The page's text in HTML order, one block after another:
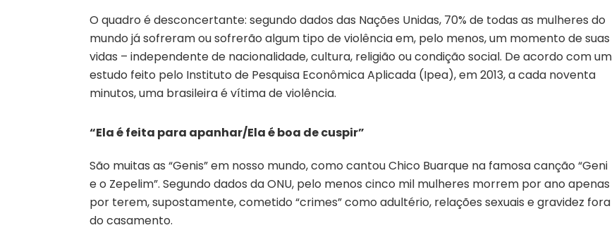
O quadro é desconcertante: segundo dados das Nações Unidas, 70% de todas as mulheres do
mundo já sofreram ou sofrerão algum tipo de violência em, pelo menos, um momento de suas
vidas – independente de nacionalidade, cultura, religião ou condição social. De acordo com um
estudo feito pelo Instituto de Pesquisa Econômica Aplicada (Ipea), em 2013, a cada noventa
minutos, uma brasileira é vítima de violência.
“Ela é feita para apanhar/Ela é boa de cuspir”
São muitas as “Genis” em nosso mundo, como cantou Chico Buarque na famosa canção “Geni
e o Zepelim”. Segundo dados da ONU, pelo menos cinco mil mulheres morrem por ano apenas
por terem, supostamente, cometido “crimes” como adultério, relações sexuais e gravidez fora
do casamento.